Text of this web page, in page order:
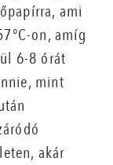
ami
on, amíg
6-8 órát
mint
akár